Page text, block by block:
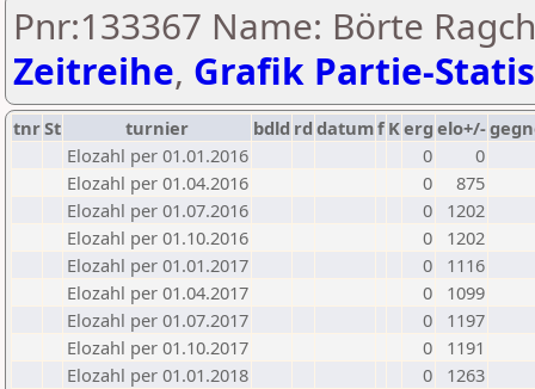
Pnr:133367 Name: Börte
Zeitreihe, Grafik Partie-
tnrSt turnier bdld rd datumf Kerg elo+/-
Elozahl per 01.01.2016
0
0
Elozahl per 01.04.2016
0
875
Elozahl per 01.07.2016
0
1202
Elozahl per 01.10.2016
0
1202
Elozahl per 01.01.2017
0
1116
Elozahl per 01.04.2017
0
1099
Elozahl per 01.07.2017
0
1197
Elozahl per 01.10.2017
0
1191
Elozahl per 01.01.2018
0
1263